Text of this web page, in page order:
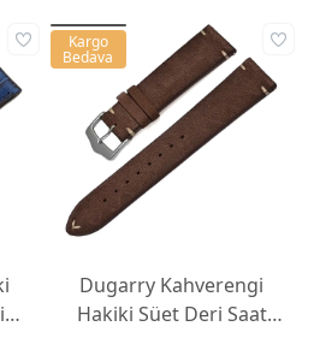
Dugarry Kahverengi
Hakiki Süet Deri Saat
Kargo
Bedava